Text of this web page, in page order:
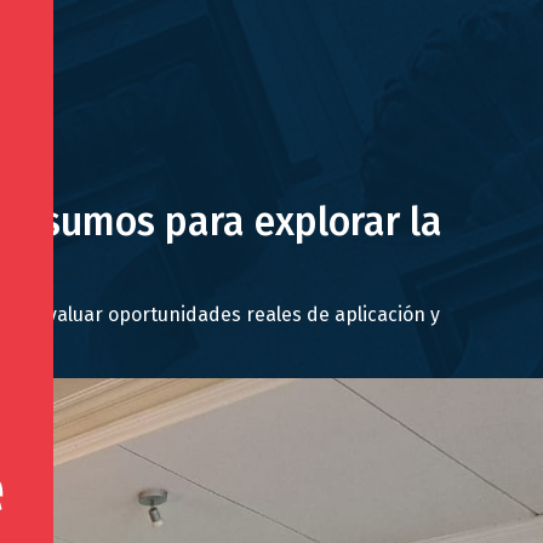
para explorar la
evaluar oportunidades reales de aplicación y